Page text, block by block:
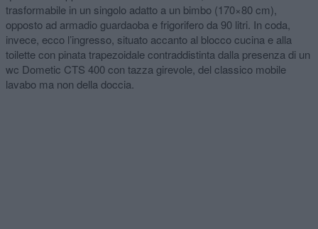
trasformabile in un singolo adatto a un bimbo (170×80 cm),
opposto ad armadio guardaoba e frigorifero da 90 litri. In coda,
invece, ecco l’ingresso, situato accanto al blocco cucina e alla
toilette con pinata trapezoidale contraddistinta dalla presenza di un
wc Dometic CTS 400 con tazza girevole, del classico mobile
lavabo ma non della doccia.